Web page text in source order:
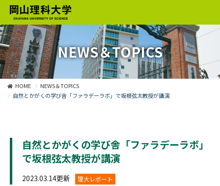
NEWS＆TOPICS
HOME
NEWS＆TOPICS
自然とかがくの学び舎「ファラデーラボ」で坂根弦太教授が講演
自然とかがくの学び舎「ファラデーラボ」
で坂根弦太教授が講演
2023.03.14更新 理大レポート